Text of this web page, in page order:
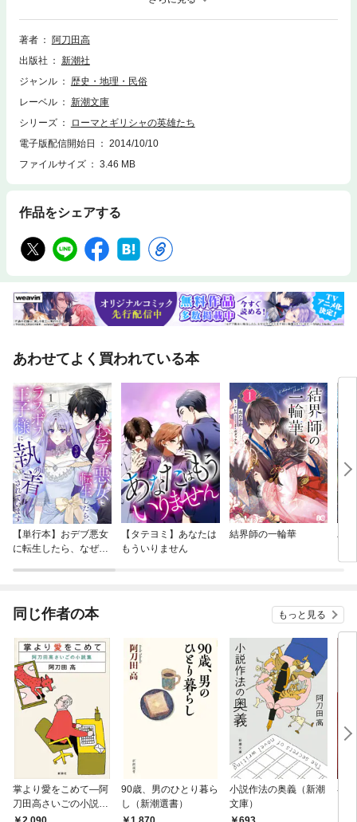
ルタークが“偉大な人たちの見ならうべき特質”を記した『英雄伝』が、か
つてない分かり易さで現代によみがえる。古代ヒーロー列伝の決定版。
『プルタークの物語』改題。
著者
阿刀田高
出版社
新潮社
ジャンル
歴史・地理・民俗
レーベル
新潮文庫
シリーズ
ローマとギリシャの英雄たち
電子版配信開始日
2014/10/10
ファイルサイズ
3.46 MB
作品をシェアする
あわせてよく買われている本
【単行本】おデブ悪女
に転生したら、なぜか
【タテヨミ】あなたは
もういりません
結界師の一輪華
バ
今
同じ作者の本 もっと見る
掌より愛をこめて—阿
刀田高さいごの小説集
—
90歳、男のひとり暮ら
し（新潮選書）
小説作法の奥義（新潮
文庫）
谷